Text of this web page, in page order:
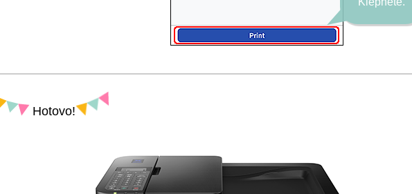
Hotovo!